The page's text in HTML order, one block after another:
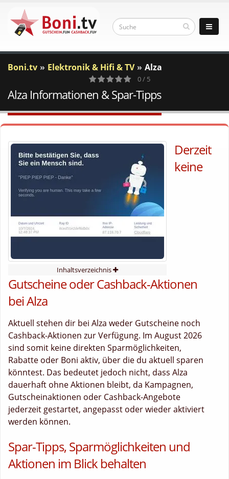
Boni.tv Elektronik & Hifi & TV Alza
0
Votes
0 / 5
Alza Informationen & Spar-Tipps
Inhaltsverzeichnis
Derzeit
keine
Gutscheine oder Cashback-Aktionen
bei Alza
Aktuell stehen dir bei Alza weder Gutscheine noch
Cashback-Aktionen zur Verfügung. Im August 2026
sind somit keine direkten Sparmöglichkeiten,
Rabatte oder Boni aktiv, über die du aktuell sparen
könntest. Das bedeutet jedoch nicht, dass Alza
dauerhaft ohne Aktionen bleibt, da Kampagnen,
Gutscheinaktionen oder Cashback-Angebote
jederzeit gestartet, angepasst oder wieder aktiviert
werden können.
Spar-Tipps, Sparmöglichkeiten und
Aktionen im Blick behalten